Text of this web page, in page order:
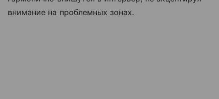
внимание на проблемных зонах.